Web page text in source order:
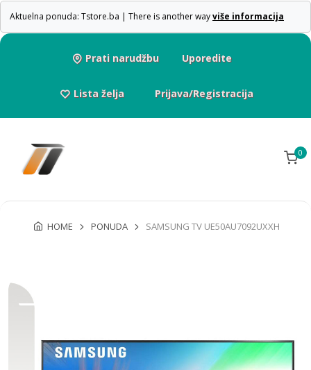
Aktuelna ponuda: Tstore.ba | There is another wayviše informacija
Prati narudžbu Uporedite
Lista želja Prijava/Registracija
0
HOME PONUDA SAMSUNG TV UE50AU7092UXXH